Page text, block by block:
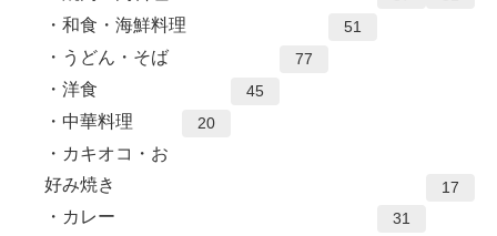
和食・海鮮料理 51
うどん・そば 77
洋食 45
中華料理 20
カキオコ・お
好み焼き
17
カレー 31